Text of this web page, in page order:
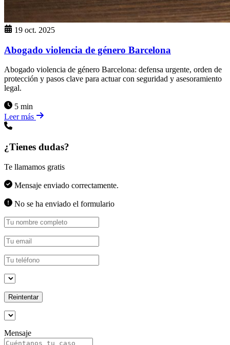
19 oct. 2025
Abogado violencia de género Barcelona
Abogado violencia de género Barcelona: defensa urgente, orden de
protección y pasos clave para actuar con seguridad y asesoramiento
legal.
5 min
Leer más
¿Tienes dudas?
Te llamamos gratis
Mensaje enviado correctamente.
No se ha enviado el formulario
Reintentar
Mensaje